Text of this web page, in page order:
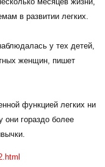
в развитии легких.
у тех детей,
женщин, пишет
функцией легких ни
они гораздо более